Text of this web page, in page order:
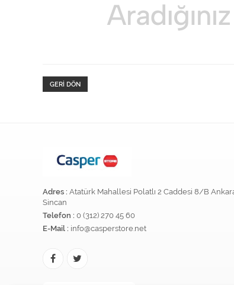
GERI DÖN
Adres : Atatürk Mahallesi Polatlı 2 Caddesi 8/B
Sincan
Telefon : 0 (312) 270 45 60
E-Mail : info@casperstore.net